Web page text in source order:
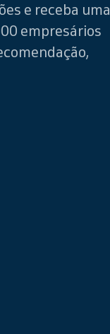
e receba uma
empresários